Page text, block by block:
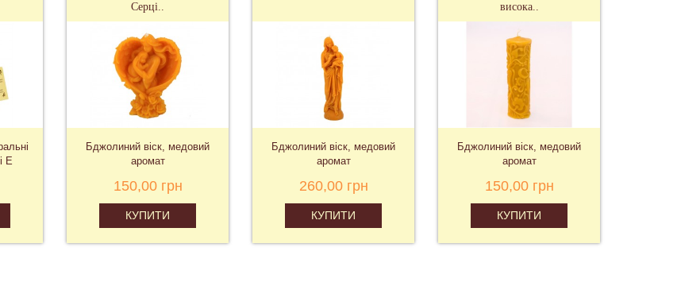
Е
Серці..
Бджолиний віск, медовий
аромат
150,00 грн
КУПИТИ
Бджолиний віск, медовий
аромат
260,00 грн
КУПИТИ
висока..
Бджолиний віск, медовий
аромат
150,00 грн
КУПИТИ